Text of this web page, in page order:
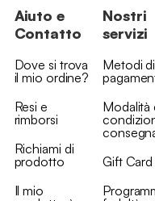
Aiuto e
Contatto
Dove si trova
il mio ordine?
Resi e
rimborsi
Richiami di
prodotto
Il mio
Nostri
servizi
Metodi di
Modalità
Gift Card